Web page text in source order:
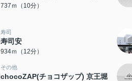
737ｍ（10分）
寿司
寿司安
934ｍ（12分）
その他
chocoZAP(チョコザップ) 京王堀